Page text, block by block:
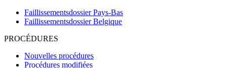
Faillissementsdossier Pays-Bas
Faillissementsdossier Belgique
PROCÉDURES
Nouvelles procédures
Procédures modifiées